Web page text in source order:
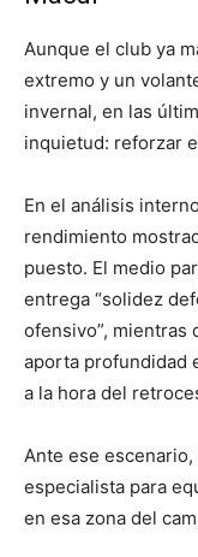
Aunque el club ya
extremo y un
invernal, en las
inquietud: reforzar
En el análisis
rendimiento
puesto. El medio
entrega “solidez
ofensivo”, mientras
aporta profundidad
a la hora del
Ante ese
especialista para
en esa zona del